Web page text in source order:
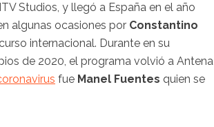
Studios, y llegó a España en el año
algunas ocasiones por Constantino
internacional. Durante en su
de 2020, el programa volvió a Antena
fue Manel Fuentes quien se